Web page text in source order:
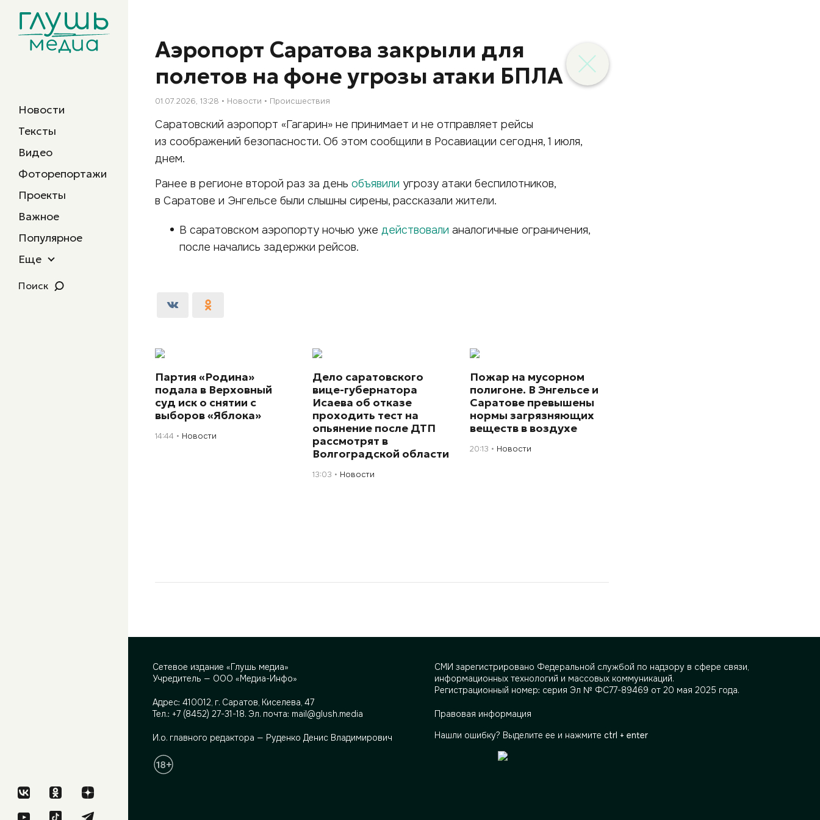
Новости
Тексты
Видео
Фоторепортажи
Проекты
Важное
Популярное
Еще
Поиск
Аэропорт Саратова закрыли для
полетов на фоне угрозы атаки БПЛА
01.07.2026, 13:28 Новости Происшествия
Саратовский аэропорт «Гагарин» не принимает и не отправляет рейсы
из соображений безопасности. Об этом сообщили в Росавиации сегодня, 1 июля,
днем.
Ранее в регионе второй раз за день объявили угрозу атаки беспилотников,
в Саратове и Энгельсе были слышны сирены, рассказали жители.
В саратовском аэропорту ночью уже действовали аналогичные ограничения,
после начались задержки рейсов.
Партия «Родина»
подала в Верховный
суд иск о снятии с
выборов «Яблока»
14:44 Новости
Дело саратовского
вице-губернатора
Исаева об отказе
проходить тест на
опьянение после ДТП
рассмотрят в
Волгоградской области
13:03 Новости
Пожар на мусорном
полигоне. В Энгельсе и
Саратове превышены
нормы загрязняющих
веществ в воздухе
20:13 Новости
Сетевое издание «Глушь медиа»
Учредитель — ООО «Медиа-Инфо»
Адрес: 410012, г. Саратов, Киселева, 47
Тел.: +7 (8452) 27-31-18. Эл. почта: mail@glush.media
И.о. главного редактора — Руденко Денис Владимирович
СМИ зарегистрировано Федеральной службой по надзору в сфере связи,
информационных технологий и массовых коммуникаций.
Регистрационный номер: серия Эл № ФС77-89469 от 20 мая 2025 года.
Правовая информация
Нашли ошибку? Выделите ее и нажмите ctrl + enter